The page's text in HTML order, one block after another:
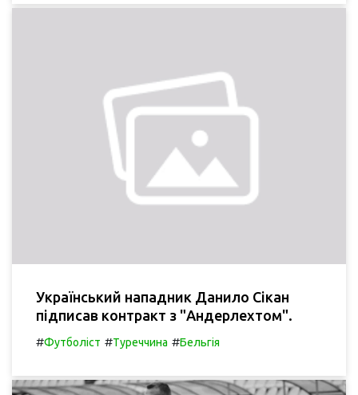
Український нападник Данило Сікан
підписав контракт з "Андерлехтом".
#Футболіст #Туреччина #Бельгія